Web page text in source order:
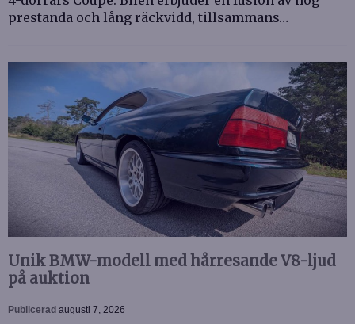
prestanda och lång räckvidd, tillsammans…
Unik BMW-modell med hårresande V8-ljud
på auktion
Publicerad augusti 7, 2026